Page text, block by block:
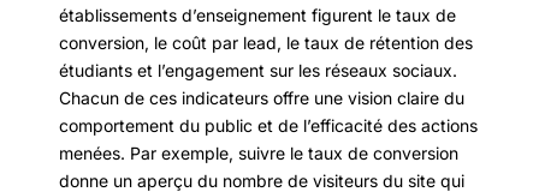
établissements d’enseignement figurent le taux de
conversion, le coût par lead, le taux de rétention des
étudiants et l’engagement sur les réseaux sociaux.
Chacun de ces indicateurs offre une vision claire du
comportement du public et de l’efficacité des actions
menées. Par exemple, suivre le taux de conversion
donne un aperçu du nombre de visiteurs du site qui